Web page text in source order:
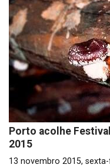
Porto acolhe
2015
13 novembro 2015,